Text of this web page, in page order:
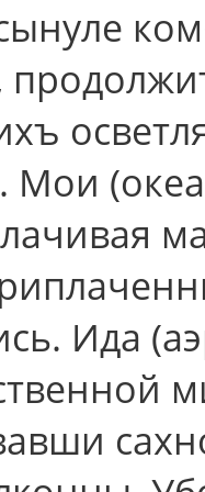
Ида